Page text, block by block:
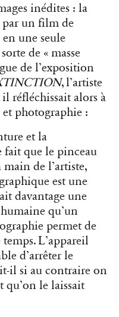
inédites : la
par un film de
une seule
de « masse
de l’exposition
, l’artiste
réfléchissait alors à
photographie :
et la
fait que le pinceau
de l’artiste,
est une
davantage une
qu’un
permet de
L’appareil
d’arrêter le
il si au contraire on
qu’on le laissait